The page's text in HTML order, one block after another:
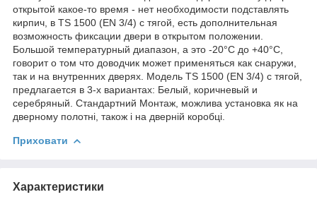
открытой какое-то время - нет необходимости подставлять
кирпич, в TS 1500 (EN 3/4) с тягой, есть дополнительная
возможность фиксации двери в открытом положении.
Большой температурный диапазон, а это -20°С до +40°С,
говорит о том что доводчик может применяться как снаружи,
так и на внутренних дверях. Модель TS 1500 (EN 3/4) с тягой,
предлагается в 3-х вариантах: Белый, коричневый и
серебряный. Стандартний Монтаж, можлива установка як на
дверному полотні, також і на дверній коробці.
Приховати
Характеристики